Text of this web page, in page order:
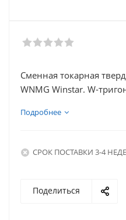
Сменная токарная
WNMG Winstar. W-
Подробнее
СРОК ПОСТАВКИ 3-4
Поделиться